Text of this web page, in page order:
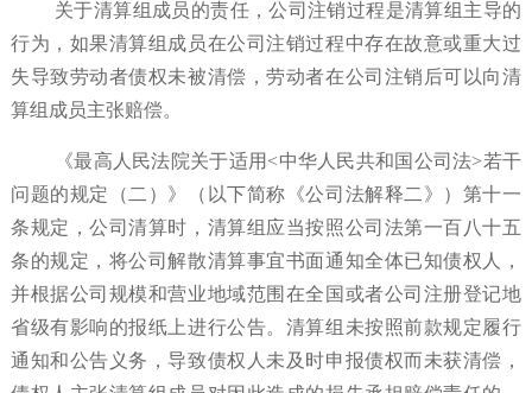
关于清算组成员的责任，公司注销过程是清算组主导的
行为，如果清算组成员在公司注销过程中存在故意或重大过
失导致劳动者债权未被清偿，劳动者在公司注销后可以向清
算组成员主张赔偿。
《最高人民法院关于适用<中华人民共和国公司法>若干
问题的规定（二）》（以下简称《公司法解释二》）第十一
条规定，公司清算时，清算组应当按照公司法第一百八十五
条的规定，将公司解散清算事宜书面通知全体已知债权人，
并根据公司规模和营业地域范围在全国或者公司注册登记地
省级有影响的报纸上进行公告。清算组未按照前款规定履行
通知和公告义务，导致债权人未及时申报债权而未获清偿，